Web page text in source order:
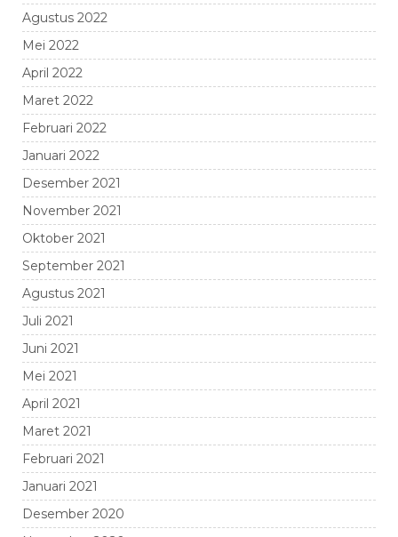
Agustus 2022
Mei 2022
April 2022
Maret 2022
Februari 2022
Januari 2022
Desember 2021
November 2021
Oktober 2021
September 2021
Agustus 2021
Juli 2021
Juni 2021
Mei 2021
April 2021
Maret 2021
Februari 2021
Januari 2021
Desember 2020